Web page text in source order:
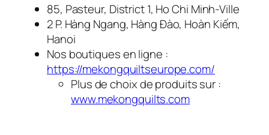
85, Pasteur, District 1, Ho Chi Minh-Ville
2 P. Hàng Ngang, Hàng Đào, Hoàn Kiếm,
Hanoi
Nos boutiques en ligne :
https://mekongquiltseurope.com/
Plus de choix de produits sur :
www.mekongquilts.com